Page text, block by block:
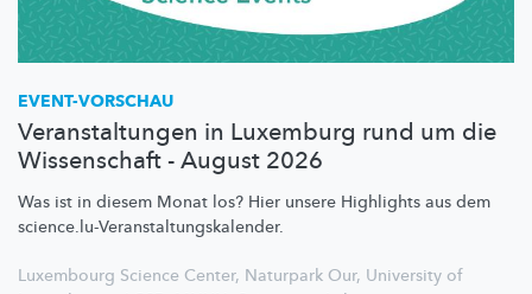
EVENT-VORSCHAU
Veranstaltungen in Luxemburg rund um die
Wissenschaft - August 2026
Was ist in diesem Monat los? Hier unsere Highlights aus dem
science.lu-Veranstaltungskalender.
Luxembourg Science Center, Naturpark Our, University of